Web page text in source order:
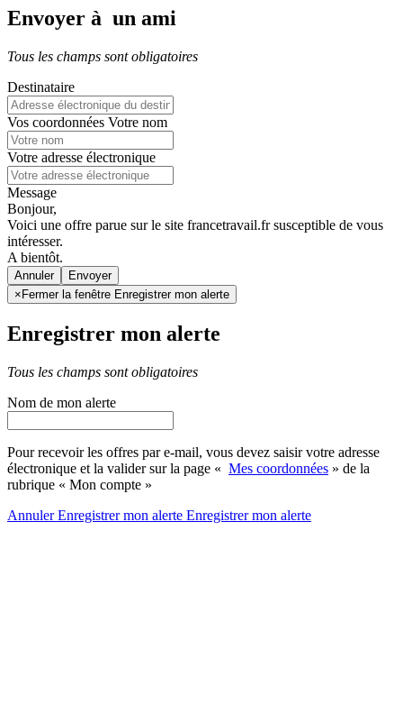
Envoyer à un ami
Tous les champs sont obligatoires
Destinataire
Vos coordonnées Votre nom
Votre adresse électronique
Message
Bonjour,
Voici une offre parue sur le site francetravail.fr susceptible de vous
intéresser.
A bientôt.
Annuler
× Fermer la fenêtre Enregistrer mon alerte
Enregistrer mon alerte
Tous les champs sont obligatoires
Nom de mon alerte
Pour recevoir les offres par e-mail, vous devez saisir votre adresse
électronique et la valider sur la page « Mes coordonnées » de la
rubrique « Mon compte »
AnnulerEnregistrer mon alerte Enregistrermon alerte